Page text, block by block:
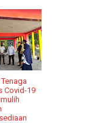
Covid-19